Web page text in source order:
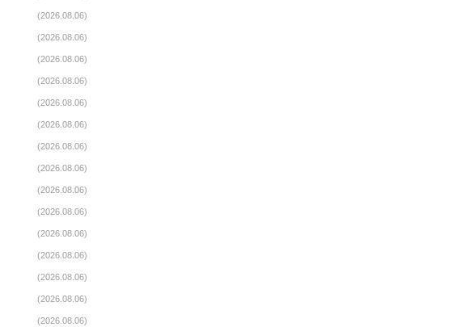
(2026.08.06)
(2026.08.06)
(2026.08.06)
(2026.08.06)
(2026.08.06)
(2026.08.06)
(2026.08.06)
(2026.08.06)
(2026.08.06)
(2026.08.06)
(2026.08.06)
(2026.08.06)
(2026.08.06)
(2026.08.06)
(2026.08.06)